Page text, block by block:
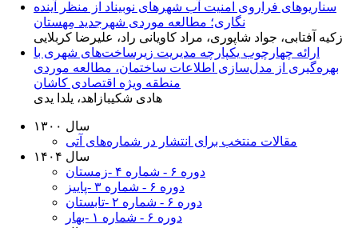
نگاری؛ مطالعه موردی شهرجدید مِهستان
زکیه آفتابی، جواد شاپوری، مراد کاویانی راد، علیرضا کربلایی
ارائه چهارچوب یکپارچه مدیریت زیرساخت‌های شهری با
بهره‌گیری از مدل‌سازی اطلاعات ساختمان، مطالعه موردی
منطقه ویژه اقتصادی کاشان
هادی شکیبازاهد، یلدا یدی
سال ۱۳۰۰
مقالات منتخب برای انتشار در شماره‌های آتی
سال ۱۴۰۴
دوره ۶ - شماره ۴ -زمستان
دوره ۶ - شماره ۳ -پاییز
دوره ۶ - شماره ۲ -تابستان
دوره ۶ - شماره ۱ -بهار